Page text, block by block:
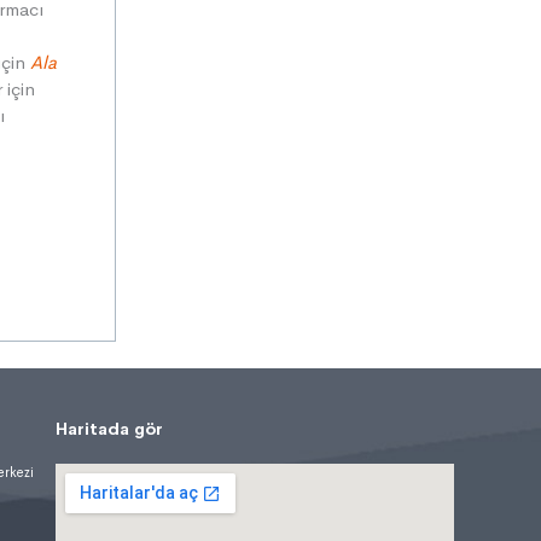
Ala
için
Haritada gör